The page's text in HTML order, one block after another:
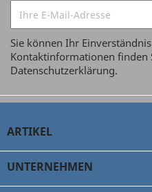
Sie können Ihr
Kontaktinformationen finden
Datenschutzerklärung.
ARTIKEL
UNTERNEHMEN